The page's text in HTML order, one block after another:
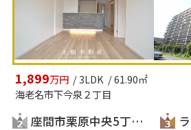
1,899万円 / 3LDK / 61.90㎡
海老名市下今泉２丁目
座間市栗原中央5丁目 中古戸建て【仲介手数料無料】